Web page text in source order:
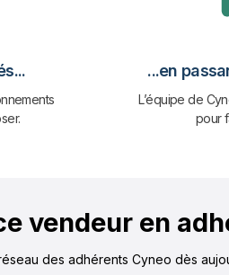
...en
L’équipe de
pour
vendeur en
des adhérents Cyneo dès